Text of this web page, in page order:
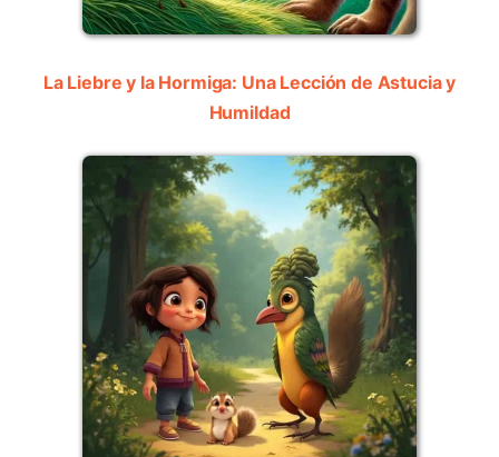
La Liebre y la Hormiga: Una Lección de Astucia y
Humildad